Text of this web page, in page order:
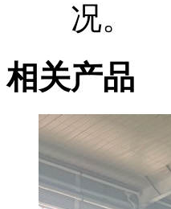
况。
相关产品